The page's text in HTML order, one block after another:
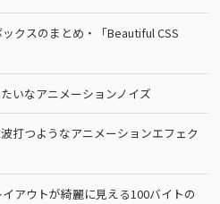
クスのまとめ・「Beautiful CSS
いなアニメーションノイズ
打つようなアニメーションエフェク
アウトが綺麗に見える100バイトの